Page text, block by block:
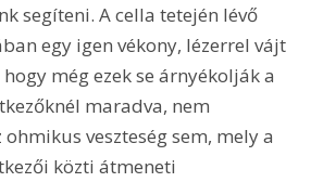
segíteni. A cella tetején lévő
egy igen vékony, lézerrel vájt
még ezek se árnyékolják a
maradva, nem
veszteség sem, mely a
közti átmeneti